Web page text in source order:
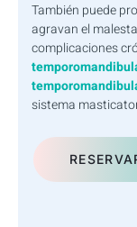
También puede
agravan el
complicaciones
sistema